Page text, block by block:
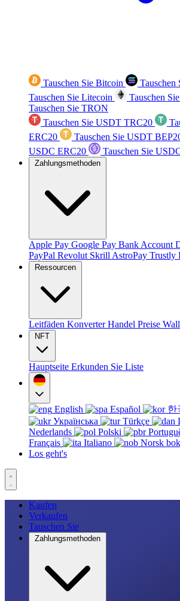
Tauschen Sie Bitcoin
Tauschen
Tauschen Sie Litecoin
Tauschen
Tauschen Sie TRON
Tauschen Sie USDT TRC20
ERC20
Tauschen Sie USDT
USDC ERC20
Tauschen Sie
Zahlungsmethoden
Apple Pay Google Pay Bank Account
PayPal Revolut Skrill AstroPay Trustly
Ressourcen
Leitfäden KonverterHandel Preise
NFT
Hauptseite Erkunden Sie Liste
English Español 한
Українська
Türkçe
Nederlands
Polski
Français
Italiano
Norsk
Los geht's
Kaufen
Verkaufen
Tauschen Sie
Zahlungsmethoden